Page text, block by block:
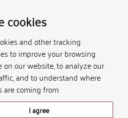
cookies
and other tracking
to improve your browsing
on our website, to analyze our
and to understand where
are coming from.
I agree
k
autora.
not
of